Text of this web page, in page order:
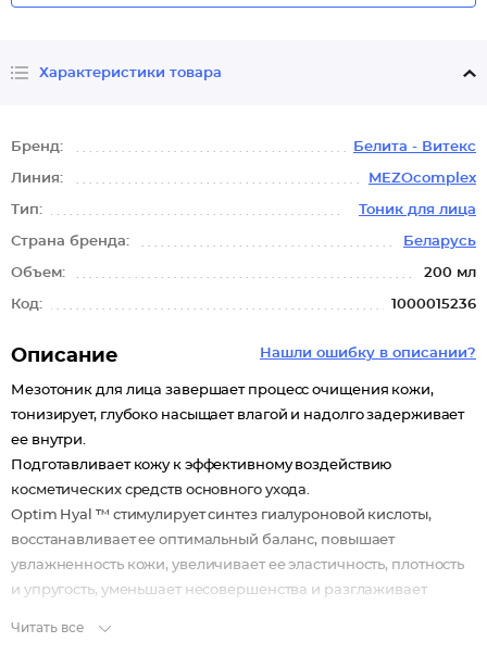
Характеристики товара
Бренд: Белита - Витекс
Линия: MEZOcomplex
Тип: Тоник для лица
Страна бренда: Беларусь
Объем: 200 мл
Код: 1000015236
Нашли ошибку в описании?
Описание
Мезотоник для лица завершает процесс очищения кожи,
тонизирует, глубоко насыщает влагой и надолго задерживает
ее внутри.
Подготавливает кожу к эффективному воздействию
косметических средств основного ухода.
Optim Hyal ™ стимулирует синтез гиалуроновой кислоты,
восстанавливает ее оптимальный баланс, повышает
увлажненность кожи, увеличивает ее эластичность, плотность
и упругость, уменьшает несовершенства и разглаживает
Читать все